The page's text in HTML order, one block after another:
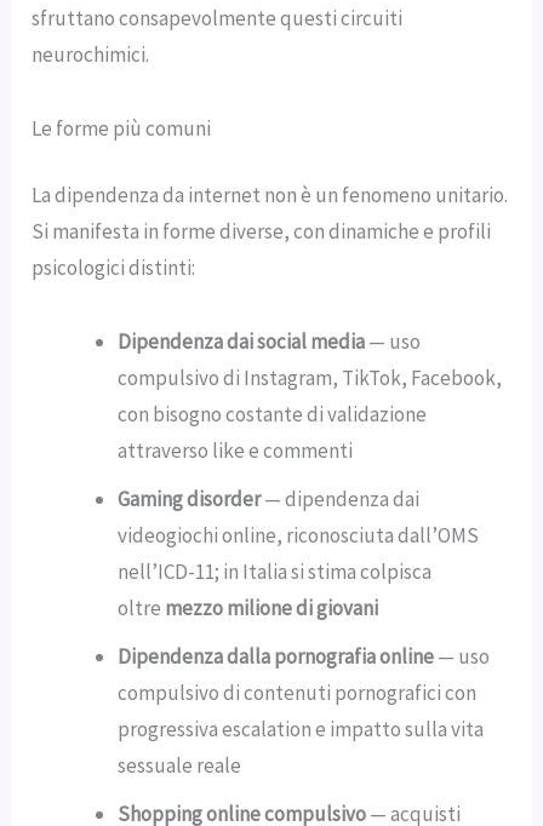
sfruttano consapevolmente questi circuiti
neurochimici.
Le forme più comuni
La dipendenza da internet non è un fenomeno unitario.
Si manifesta in forme diverse, con dinamiche e profili
psicologici distinti:
Dipendenza dai social media— uso
compulsivo di Instagram, TikTok, Facebook,
con bisogno costante di validazione
attraverso like e commenti
Gaming disorder— dipendenza dai
videogiochi online, riconosciuta dall’OMS
nell’ICD-11; in Italia si stima colpisca
oltre mezzo milione di giovani
Dipendenza dalla pornografia online— uso
compulsivo di contenuti pornografici con
progressiva escalation e impatto sulla vita
sessuale reale
Shopping online compulsivo— acquisti